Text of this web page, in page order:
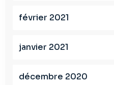
février 2021
janvier 2021
décembre 2020